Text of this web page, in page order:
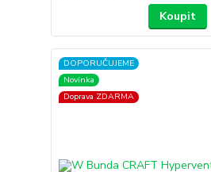
Koupit
DOPORUČUJEME
Novinka
Doprava ZDARMA